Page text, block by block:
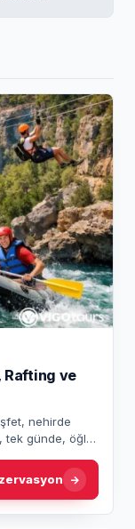
Rafting ve
nehirde
tek günde, öğle